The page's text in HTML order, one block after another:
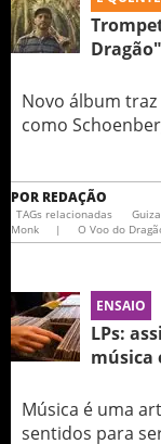
Dragão"
Novo álbum
como
POR REDAÇÃO
TAGs relacionadas
Monk
| O Voo do
ENSAIO
LPs:
música
Música é uma
sentidos para